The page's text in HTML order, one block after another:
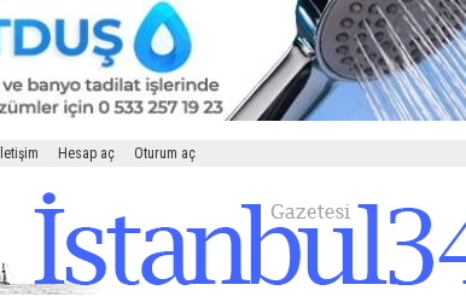
Hesap aç Oturum aç